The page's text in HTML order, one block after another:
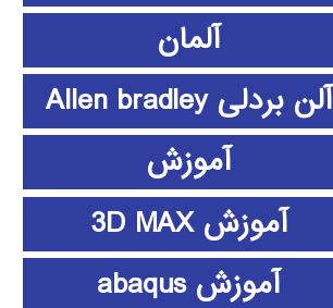
آلمان
آلن بردلی Allen bradley
آموزش
آموزش 3D MAX
آموزش abaqus